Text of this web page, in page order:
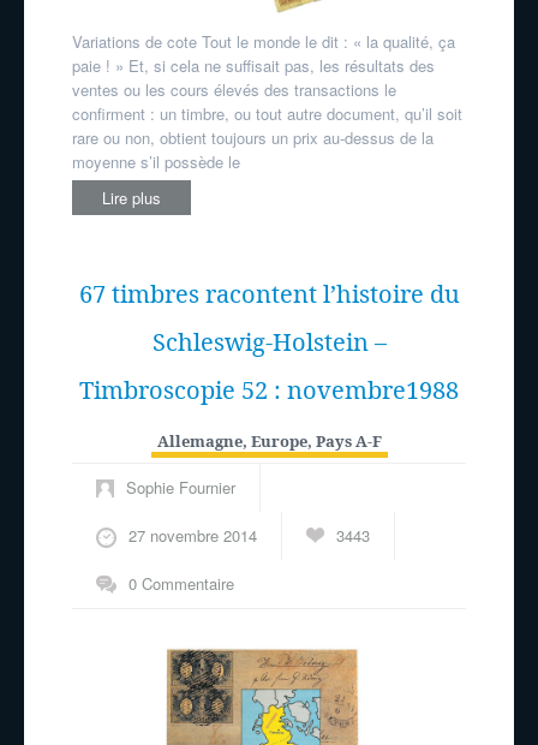
Variations de cote Tout le monde le dit : « la qualité, ça
paie ! » Et, si cela ne suffisait pas, les résultats des
ventes ou les cours élevés des transactions le
confirment : un timbre, ou tout autre document, qu’il soit
rare ou non, obtient toujours un prix au-dessus de la
moyenne s’il possède le
Lire plus
67 timbres racontent l’histoire du
Schleswig-Holstein –
Timbroscopie 52 : novembre1988
Allemagne, Europe, Pays A-F
Sophie Fournier
27 novembre 2014 3443
0 Commentaire